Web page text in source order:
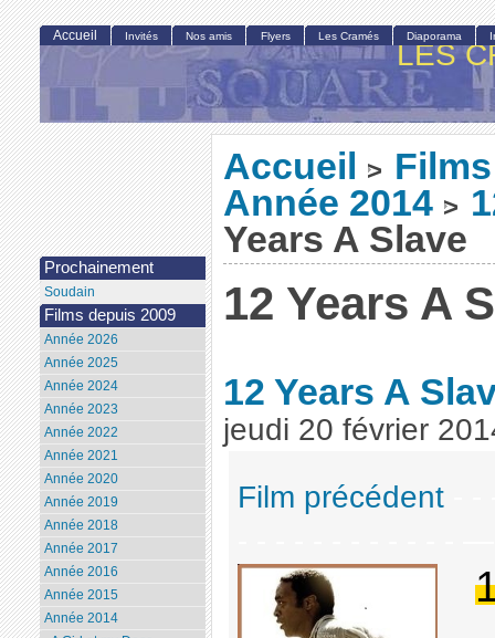
LES
Accueil >
Année 2014 >
Years A Slave
12 Years A
12 Years A
jeudi 20 février
Film précédent
Accueil Invités Nos amis Flyers Les Cramés Diaporama
Prochainement
Soudain
Films depuis 2009
Année 2026
Année 2025
Année 2024
Année 2023
Année 2022
Année 2021
Année 2020
Année 2019
Année 2018
Année 2017
Année 2016
Année 2015
Année 2014